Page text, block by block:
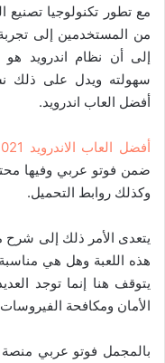
مع تطور تكنولوجيا تصنيع
من المستخدمين إلى
إلى أن نظام اندرويد هو
سهولته ويدل على ذلك
أفضل العاب اندرويد.
أفضل العاب الاندرويد 2021 للكمبيوتر والاندرويد
ضمن فوتو عربي وفيها
وكذلك روابط التحميل.
يتعدى الأمر ذلك إلى شرح
هذه اللعبة وهل هي
يتوقف هنا إنما توجد
الأمان ومكافحة
بالمجمل فوتو عربي منصة